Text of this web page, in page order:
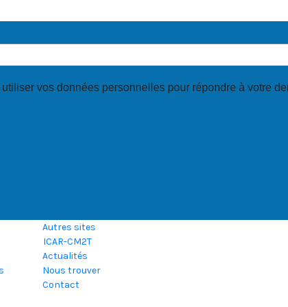
Autres sites
ICAR-CM2T
Actualités
Nous trouver
Contact